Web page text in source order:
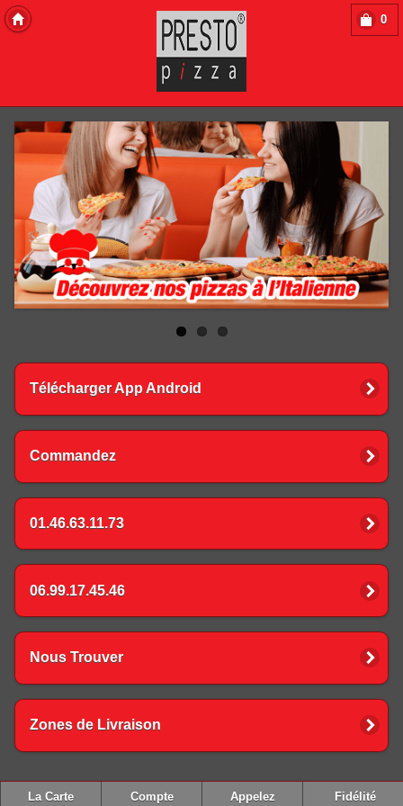
0
Télécharger App Android
Commandez
01.46.63.11.73
06.99.17.45.46
Nous Trouver
Zones de Livraison
La Carte Compte Appelez Fidélité
Copyright 2013 Des-Click Com